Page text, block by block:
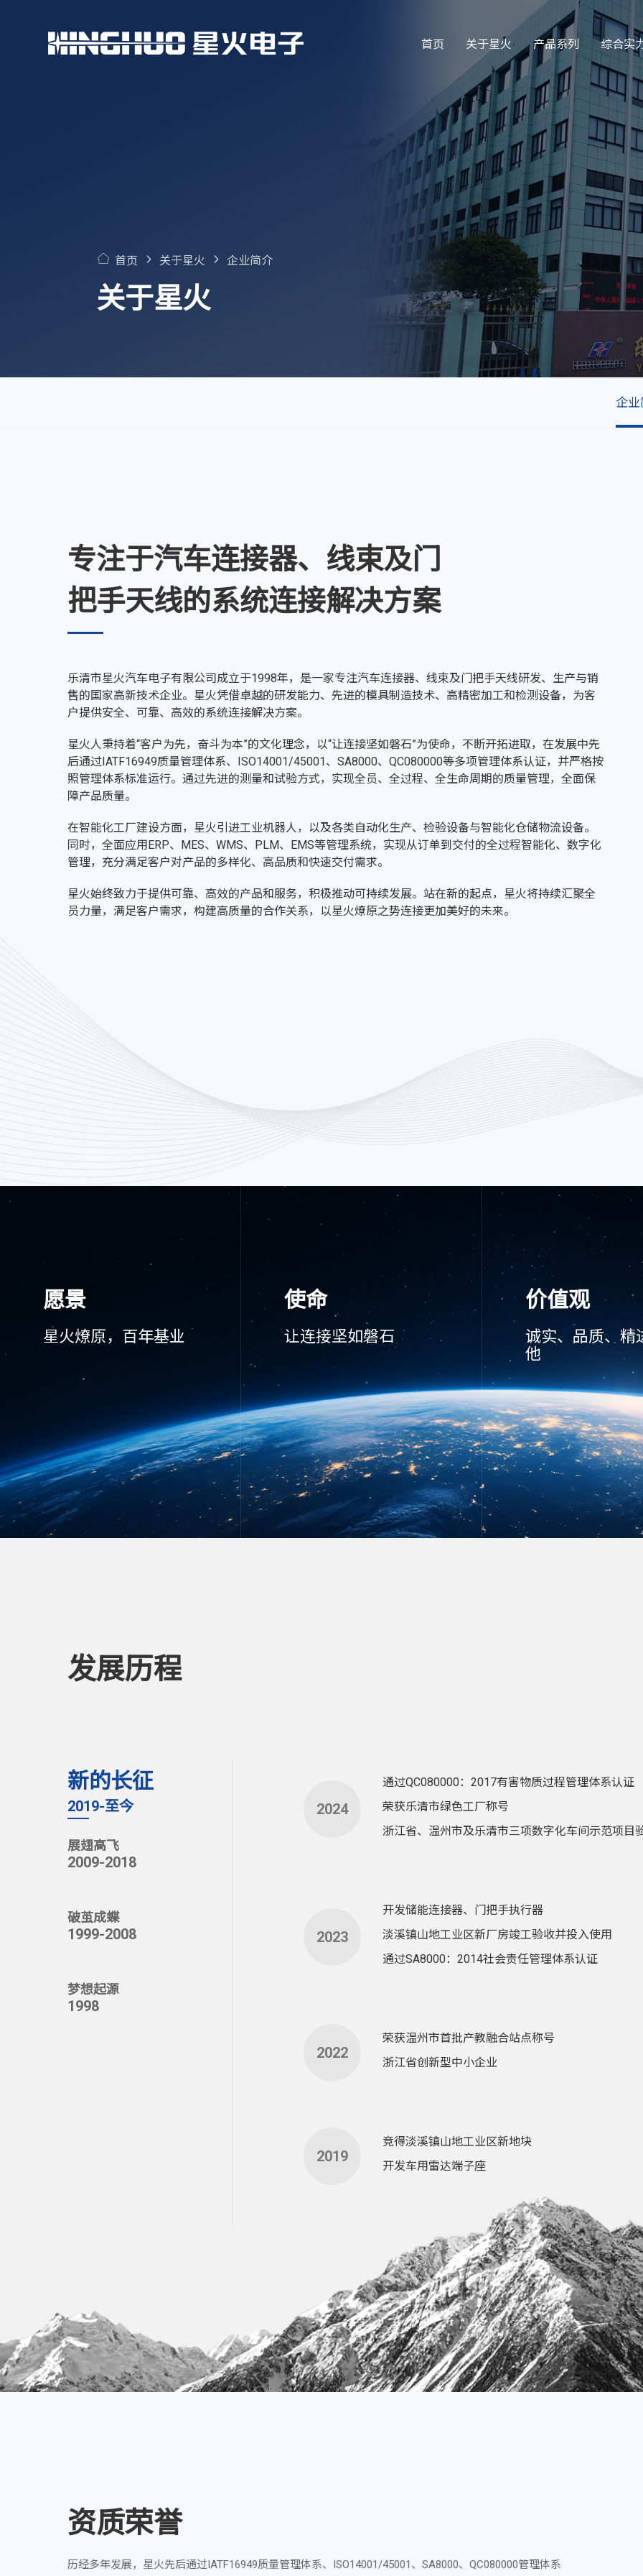
首页 关于星火 产品系列 综合实
首页 关于星火 企业简介
关于星火
企
专注于汽车连接器、线束及门
把手天线的系统连接解决方案
乐清市星火汽车电子有限公司成立于1998年，是一家专注汽车连接器、线束及门把手天线研发、生产与销
售的国家高新技术企业。星火凭借卓越的研发能力、先进的模具制造技术、高精密加工和检测设备，为客
户提供安全、可靠、高效的系统连接解决方案。
星火人秉持着“客户为先，奋斗为本”的文化理念，以“让连接坚如磐石”为使命，不断开拓进取，在发展中先
后通过IATF16949质量管理体系、ISO14001/45001、SA8000、QC080000等多项管理体系认证，并严格按
照管理体系标准运行。通过先进的测量和试验方式，实现全员、全过程、全生命周期的质量管理，全面保
障产品质量。
在智能化工厂建设方面，星火引进工业机器人，以及各类自动化生产、检验设备与智能化仓储物流设备。
同时，全面应用ERP、MES、WMS、PLM、EMS等管理系统，实现从订单到交付的全过程智能化、数字化
管理，充分满足客户对产品的多样化、高品质和快速交付需求。
星火始终致力于提供可靠、高效的产品和服务，积极推动可持续发展。站在新的起点，星火将持续汇聚全
员力量，满足客户需求，构建高质量的合作关系，以星火燎原之势连接更加美好的未来。
愿景
星火燎原，百年基业
使命
让连接坚如磐石
价值观
诚实、品质、精
他
发展历程
新的长征
2019-至今
展翅高飞
2009-2018
破茧成蝶
1999-2008
梦想起源
1998
2024
通过QC080000：2017有害物质过程管理体系认证
荣获乐清市绿色工厂称号
浙江省、温州市及乐清市三项数字化车间示范项目
2023
开发储能连接器、门把手执行器
淡溪镇山地工业区新厂房竣工验收并投入使用
通过SA8000：2014社会责任管理体系认证
2022
荣获温州市首批产教融合站点称号
浙江省创新型中小企业
2019
竞得淡溪镇山地工业区新地块
开发车用雷达端子座
荣获国家高新技术企业
荣获温州市企业技术中心称号
荣获乐清市企业技术中心称号
资质荣誉
历经多年发展，星火先后通过IATF16949质量管理体系、ISO14001/45001、SA8000、QC080000管理体系